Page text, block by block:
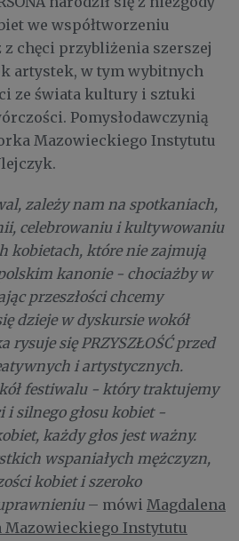
we współtworzeniu
chęci przybliżenia szerszej
artystek, w tym wybitnych
ze świata kultury i sztuki
Pomysłodawczynią
Mazowieckiego Instytutu
zależy nam na spotkaniach,
celebrowaniu i kultywowaniu
kobietach, które nie zajmują
kanonie - chociażby w
przeszłości chcemy
dzieje w dyskursie wokół
rysuje się PRZYSZŁOŚĆ przed
i artystycznych.
festiwalu - który traktujemy
i silnego głosu kobiet -
każdy głos jest ważny.
wspaniałych mężczyzn,
kobiet i szeroko
– mówi Magdalena
Instytutu